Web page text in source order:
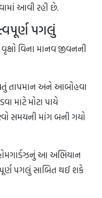
આવી રહી છે.
પગલું
વિના માનવ જીવનની
તાપમાન અને આબોહવા
માટે મોટા પાયે
સમયની માંગ બની ગયો
આ અભિયાન
પગલું સાબિત થઈ શકે